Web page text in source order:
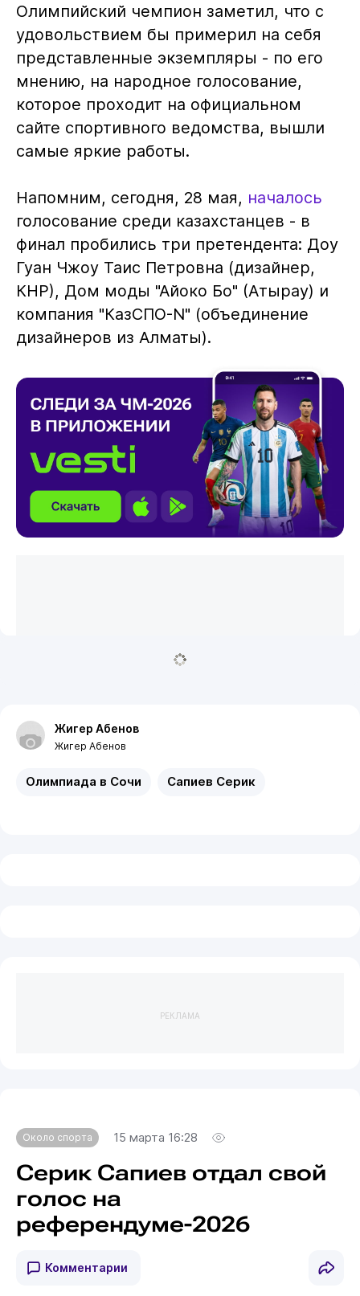
Олимпийский чемпион заметил, что с
удовольствием бы примерил на себя
представленные экземпляры - по его
мнению, на народное голосование,
которое проходит на официальном
сайте спортивного ведомства, вышли
самые яркие работы.
Напомним, сегодня, 28 мая, началось
голосование среди казахстанцев - в
финал пробились три претендента: Доу
Гуан Чжоу Таис Петровна (дизайнер,
КНР), Дом моды "Айоко Бо" (Атырау) и
компания "КазСПО-N" (объединение
дизайнеров из Алматы).
Жигер Абенов
Жигер Абенов
Олимпиада в Сочи Сапиев Серик
РЕКЛАМА
Около спорта 15 марта 16:28
Серик Сапиев отдал свой
голос на
референдуме-2026
Комментарии